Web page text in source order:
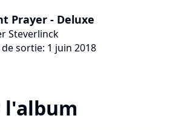
Prayer - Deluxe
Steverlinck
sortie: 1 juin 2018
l'album